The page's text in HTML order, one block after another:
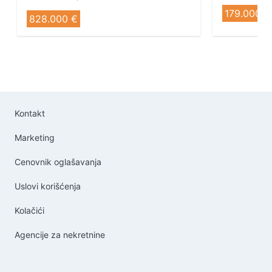
828.000 € 179.000 €
Kontakt
Marketing
Cenovnik oglašavanja
Uslovi korišćenja
Kolačići
Agencije za nekretnine